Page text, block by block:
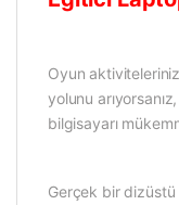
Oyun
yolunu
bilgisayarı
Gerçek bir